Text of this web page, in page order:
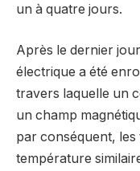
un à quatre jours.
Après le dernier
électrique a été
travers laquelle un
un champ
par conséquent, les
température